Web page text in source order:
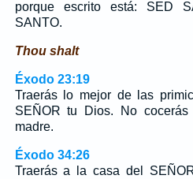
porque escrito está: SED
SANTO.
Thou shalt
Éxodo 23:19
Traerás lo mejor de las
SEÑOR tu Dios. No
madre.
Éxodo 34:26
Traerás a la casa del